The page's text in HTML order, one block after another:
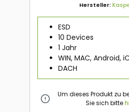
Hersteller:
ESD
10 Devices
1 Jahr
WIN, MAC, Android,
DACH
Um dieses Produkt zu
Sie sich bitte